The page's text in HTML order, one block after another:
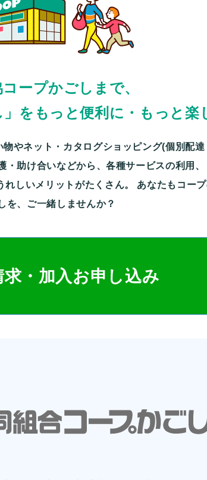
ープかごしまで、
」をもっと便利に・もっと楽
やネット・カタログショッピング(個別配
・助け合いなどから、各種サービスの利用、
しいメリットがたくさん。
あなたもコー
を、ご一緒しませんか？
求・加入お申し込み